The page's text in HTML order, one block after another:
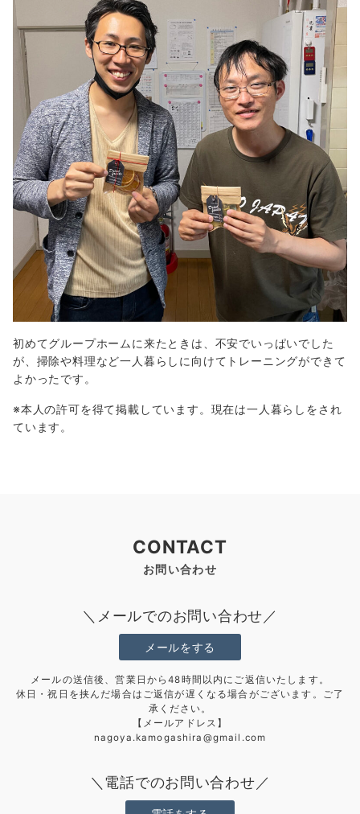
初めてグループホームに来たときは、不安でいっぱいでした
が、掃除や料理など一人暮らしに向けてトレーニングができて
よかったです。
※本人の許可を得て掲載しています。現在は一人暮らしをされ
ています。
CONTACT
お問い合わせ
＼メールでのお問い合わせ／
メールをする
メールの送信後、営業日から48時間以内にご返信いたします。
休日・祝日を挟んだ場合はご返信が遅くなる場合がございます。ご了
承ください。
【メールアドレス】
nagoya.kamogashira@gmail.com
＼電話でのお問い合わせ／